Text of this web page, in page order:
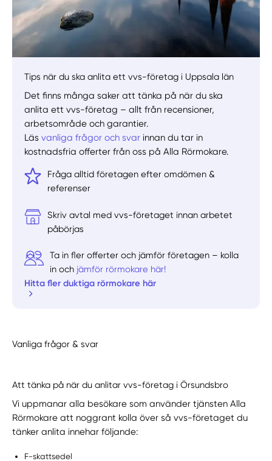
Tips när du ska anlita ett vvs-företag i Uppsala län
Det finns många saker att tänka på när du ska
anlita ett vvs-företag – allt från recensioner,
arbetsområde och garantier.
Läsvanliga frågor och svar innan du tar in
kostnadsfria offerter från oss på Alla Rörmokare.
Fråga alltid företagen efter omdömen &
referenser
Skriv avtal med vvs-företaget innan arbetet
påbörjas
Ta in fler offerter och jämför företagen – kolla
in och jämför rörmokare här!
Hitta fler duktiga rörmokare här
Vanliga frågor & svar
Att tänka på när du anlitar vvs-företag i Örsundsbro
Vi uppmanar alla besökare som använder tjänsten Alla
Rörmokare att noggrant kolla över så vvs-företaget du
tänker anlita innehar följande:
F-skattsedel